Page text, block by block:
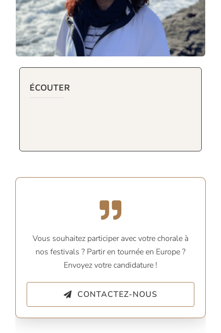
ÉCOUTER
Vous souhaitez participer avec votre chorale à
nos festivals ? Partir en tournée en Europe ?
Envoyez votre candidature !
CONTACTEZ-NOUS